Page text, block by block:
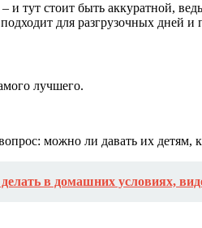
тут стоит быть аккуратной,
для разгрузочных дней и
лучшего.
можно ли давать их детям,
в домашних условиях,